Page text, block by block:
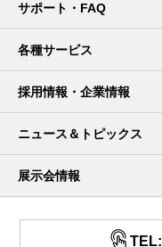
サポート・FAQ
各種サービス
採用情報・企業情報
ニュース＆トピックス
展示会情報
TEL: